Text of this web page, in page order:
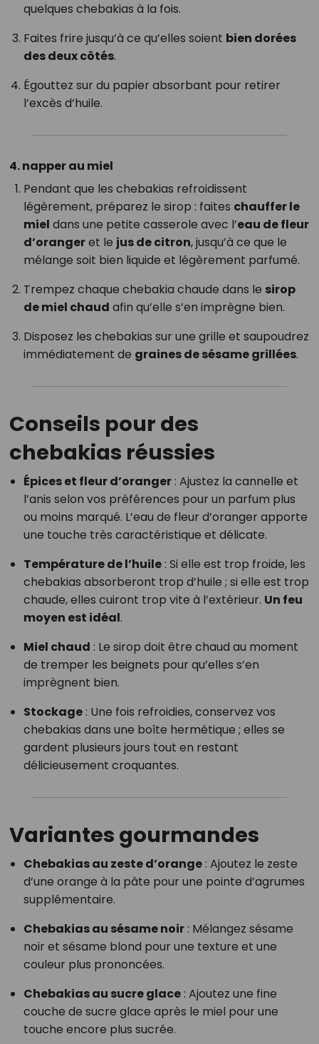
quelques chebakias à la fois.
Faites frire jusqu’à ce qu’elles soient bien dorées
des deux côtés.
Égouttez sur du papier absorbant pour retirer
l’excès d’huile.
4. napper au miel
Pendant que les chebakias refroidissent
légèrement, préparez le sirop : faites chauffer le
miel dans une petite casserole avec l’eau de fleur
d’orangeret le jus de citron, jusqu’à ce que le
mélange soit bien liquide et légèrement parfumé.
Trempez chaque chebakia chaude dans le sirop
de miel chaud afin qu’elle s’en imprègne bien.
Disposez les chebakias sur une grille et saupoudrez
immédiatement de graines de sésame grillées.
Conseils pour des
chebakias réussies
Épices et fleur d’oranger: Ajustez la cannelle et
l’anis selon vos préférences pour un parfum plus
ou moins marqué. L’eau de fleur d’oranger apporte
une touche très caractéristique et délicate.
Température de l’huile: Si elle est trop froide, les
chebakias absorberont trop d’huile ; si elle est trop
chaude, elles cuiront trop vite à l’extérieur. Un feu
moyen est idéal.
Miel chaud : Le sirop doit être chaud au moment
de tremper les beignets pour qu’elles s’en
imprègnent bien.
Stockage: Une fois refroidies, conservez vos
chebakias dans une boîte hermétique ; elles se
gardent plusieurs jours tout en restant
délicieusement croquantes.
Variantes gourmandes
Chebakias au zeste d’orange: Ajoutez le zeste
d’une orange à la pâte pour une pointe d’agrumes
supplémentaire.
Chebakias au sésame noir: Mélangez sésame
noir et sésame blond pour une texture et une
couleur plus prononcées.
Chebakias au sucre glace: Ajoutez une fine
couche de sucre glace après le miel pour une
touche encore plus sucrée.